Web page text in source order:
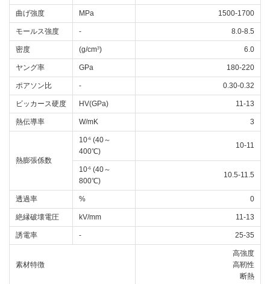
曲げ強度 MPa 1500-1700
モールス強度 - 8.0-8.5
密度 (g/cm3) 6.0
ヤング率 GPa 180-220
ポアソン比 - 0.30-0.32
ビッカース硬度 HV(GPa) 11-13
熱伝導率 W/mK 3
熱膨張係数
10-6 (40～
400℃)
10-11
10-6 (40～
800℃)
10.5-11.5
透過率 % 0
絶縁破壊電圧 kV/mm 11-13
誘電率 - 25-35
素材特徴
高強度
高靭性
断熱